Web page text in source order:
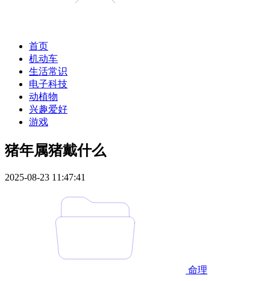
首页
机动车
生活常识
电子科技
动植物
兴趣爱好
游戏
猪年属猪戴什么
2025-08-23 11:47:41
命理